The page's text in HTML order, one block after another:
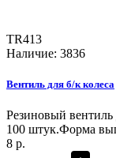
TR413
Наличие: 3836
Вентиль для б/к колеса
Резиновый
100 штук.Форма
8 р.